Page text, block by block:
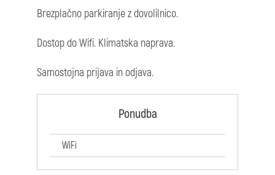
Brezplačno parkiranje z dovolilnico.
Dostop do Wifi. Klimatska naprava.
Samostojna prijava in odjava.
Ponudba
WiFi